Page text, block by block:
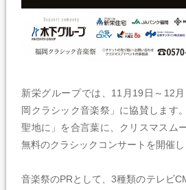
新栄グループでは、11月19日～12
岡クラシック音楽祭」に協賛します
聖地に」を合言葉に、クリスマスム
無料のクラシックコンサートを開催し
音楽祭のPRとして、3種類のテレビ